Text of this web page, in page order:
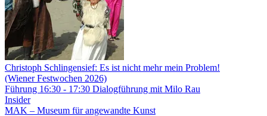
Christoph Schlingensief: Es ist nicht mehr mein Problem!
(Wiener Festwochen 2026)
Führung 16:30 - 17:30 Dialogführung mit Milo Rau
Insider
MAK – Museum für angewandte Kunst